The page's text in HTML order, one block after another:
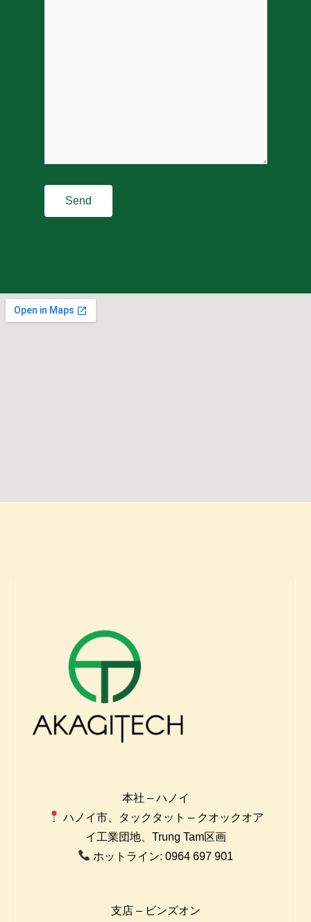
本社 – ハノイ
ハノイ市、タックタット – クオックオア
イ工業団地、Trung Tam区画
ホットライン: 0964 697 901
支店 – ビンズオン